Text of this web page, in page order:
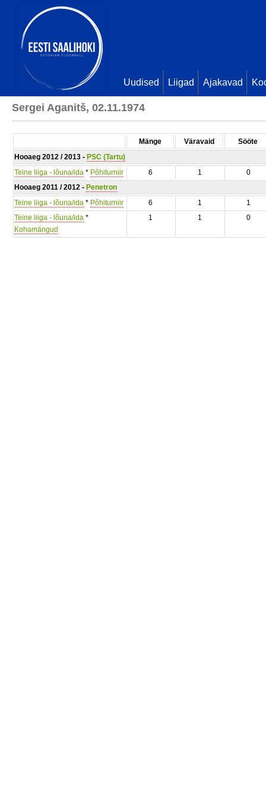
Uudised Liigad Ajakavad
Sergei Aganitš, 02.11.1974
Mänge Väravaid
Sööte
Hooaeg 2012 / 2013 - PSC (Tartu)
Teine liiga - lõuna/ida * Põhiturniir 6 1
0
Hooaeg 2011 / 2012 - Penetron
Teine liiga - lõuna/ida * Põhiturniir 6 1
1
Teine liiga - lõuna/ida *
Kohamängud
1 1 0